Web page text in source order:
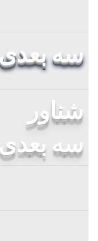
سه
شناور
سه بعدی